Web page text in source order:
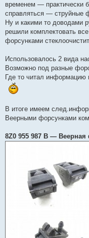
временем — практически
справляться — струйные
Ну и какими то доводами
решили комплектовать
форсунками
Использовалось 2 вида
Возможно под разные
Где то читал информацию
В итоге имеем
Веерными форсунками
8Z0 955 987 B —